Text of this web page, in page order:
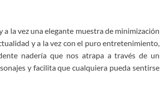
la vez una elegante muestra de minimización
y a la vez con el puro entretenimiento,
nadería que nos atrapa a través de un
y facilita que cualquiera pueda sentirse